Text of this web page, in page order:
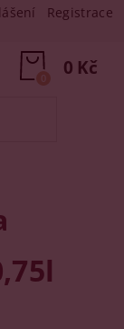
Registrace
0 Kč
0